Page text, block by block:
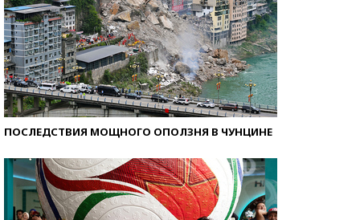
ПОСЛЕДСТВИЯ МОЩНОГО ОПОЛЗНЯ В ЧУНЦИНЕ